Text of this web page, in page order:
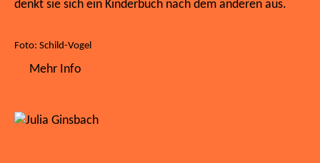
denkt sie sich ein Kinderbuch nach dem anderen aus.
Foto: Schild-Vogel
Mehr Info